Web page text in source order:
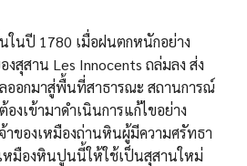
ในปี 1780 เมื่อฝนตกหนักอย่าง
สุสาน Les Innocents ถล่มลง ส่ง
ออกมาสู่พื้นที่สาธารณะ สถานการณ์
องเข้ามาดำเนินการแก้ไขอย่าง
าของเหมืองถ่านหินผู้มีความศรัทธา
หมืองหินปูนนี้ให้ใช้เป็นสุสานใหม่